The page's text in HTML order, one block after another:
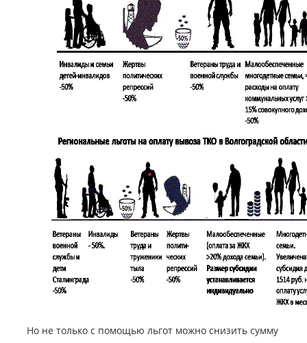
Но не только с помощью льгот можно снизить сумму